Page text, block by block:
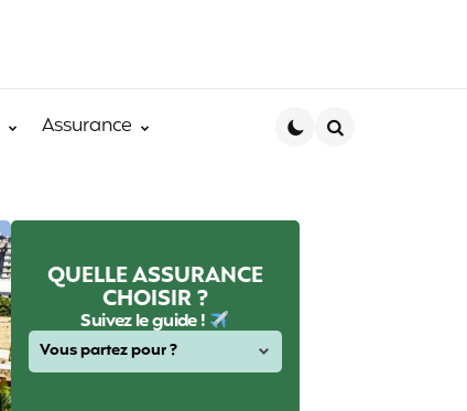
Assurance
QUELLE ASSURANCE
CHOISIR ?
Suivez le guide !